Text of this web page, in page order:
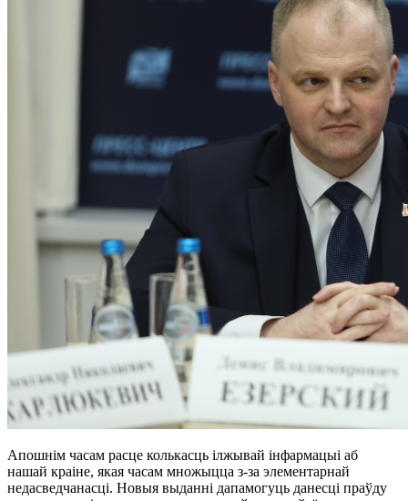
Апошнім часам расце колькасць ілжывай інфармацыі аб
нашай краіне, якая часам множыцца з-за элементарнай
недасведчанасці. Новыя выданні дапамогуць данесці праўду